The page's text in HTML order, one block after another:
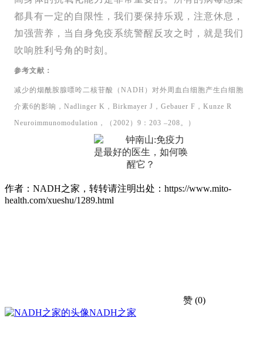
都具有一定的自限性，我们要保持乐观，注意休息，
加强营养，当自身免疫系统警醒反攻之时，就是我们
吹响胜利号角的时刻。
参考文献：
减少的烟酰胺腺嘌呤二核苷酸（NADH）对外周血白细胞产生白细胞
介素6的影响，Nadlinger K，Birkmayer J，Gebauer F，Kunze R
Neuroimmunomodulation，（2002）9：203 –208。）
作者：NADH之家，转转请注明出处： https://www.mito-
health.com/xueshu/1289.html
赞 (0)
NADH之家